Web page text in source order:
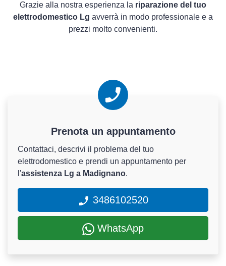
Grazie alla nostra esperienza la riparazione del tuo
elettrodomestico Lg avverrà in modo professionale e a
prezzi molto convenienti.
Prenota un appuntamento
Contattaci, descrivi il problema del tuo
elettrodomestico e prendi un appuntamento per
l'assistenza Lg a Madignano.
3486102520
WhatsApp